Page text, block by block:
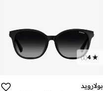
4
(
1
)
بولارويد